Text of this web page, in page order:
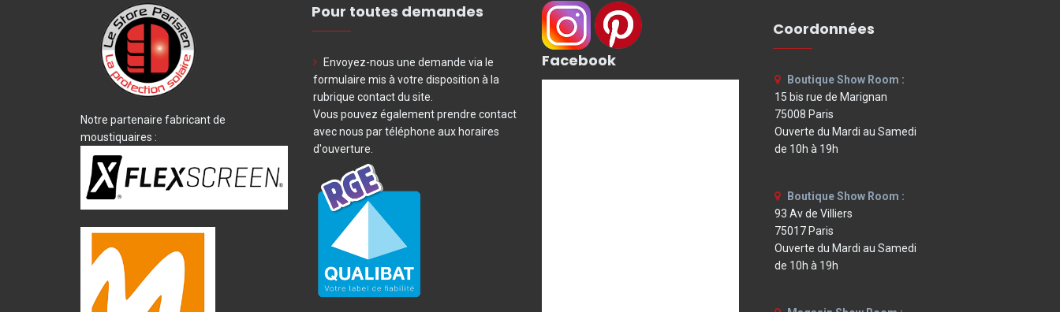
Notre partenaire fabricant de
moustiquaires :
Pour toutes demandes
Envoyez-nous une demande via le
formulaire mis à votre disposition à la
rubrique contact du site.
Vous pouvez également prendre contact
avec nous par téléphone aux horaires
d'ouverture.
Facebook
Coordonnées
Boutique Show Room :
15 bis rue de Marignan
75008 Paris
Ouverte du Mardi au Samedi
de 10h à 19h
Boutique Show Room :
93 Av de Villiers
75017 Paris
Ouverte du Mardi au Samedi
de 10h à 19h